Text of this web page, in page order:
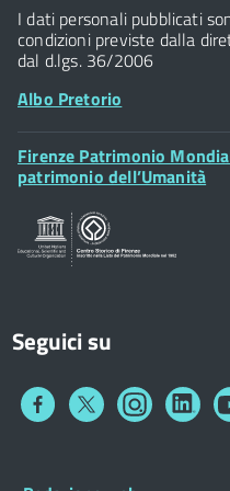
P.IVA 01307110484
Posta Elettronica
I dati personali pubblicati
condizioni previste dalla
dal d.lgs. 36/2006
Albo Pretorio
Footer
Widget
Firenze Patrimonio
patrimonio dell’Umanità
Seguici su
Collegamento
Collegamento
a a a
Footer